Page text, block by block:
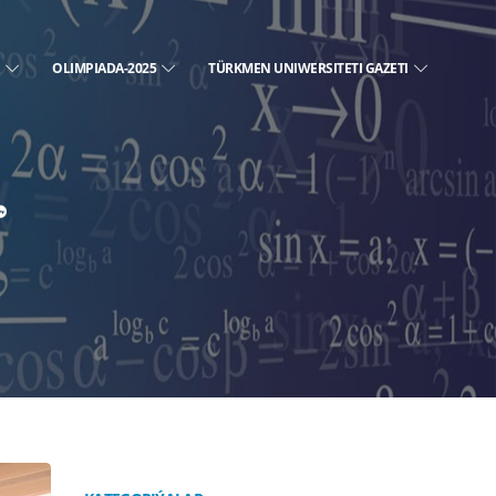
OLIMPIADA-2025 TÜRKMEN UNIWERSITETI GAZETI